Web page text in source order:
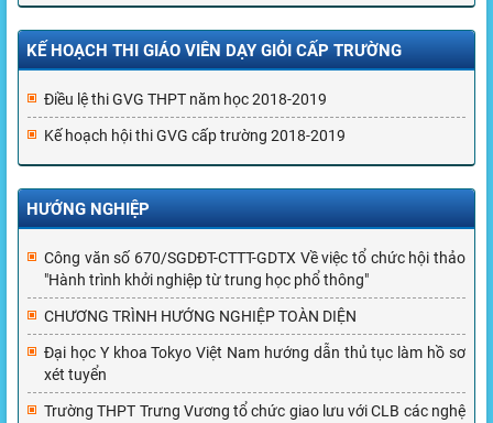
KẾ HOẠCH THI GIÁO VIÊN DẠY GIỎI CẤP TRƯỜNG
Điều lệ thi GVG THPT năm học 2018-2019
Kế hoạch hội thi GVG cấp trường 2018-2019
HƯỚNG NGHIỆP
Công văn số 670/SGDĐT-CTTT-GDTX Về việc tổ chức hội thảo
"Hành trình khởi nghiệp từ trung học phổ thông"
CHƯƠNG TRÌNH HƯỚNG NGHIỆP TOÀN DIỆN
Đại học Y khoa Tokyo Việt Nam hướng dẫn thủ tục làm hồ sơ
xét tuyển
Trường THPT Trưng Vương tổ chức giao lưu với CLB các nghệ